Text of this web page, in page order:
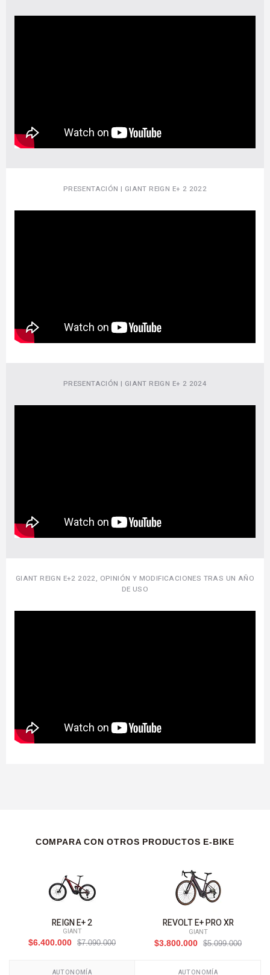
PRESENTACIÓN | GIANT REIGN E+ 2 2022
PRESENTACIÓN | GIANT REIGN E+ 2 2024
GIANT REIGN E+2 2022, OPINIÓN Y MODIFICACIONES TRAS UN AÑO
DE USO
COMPARA CON OTROS PRODUCTOS E-BIKE
REIGN E+ 2
GIANT
$6.400.000
$7.090.000
AUTONOMÍA
REVOLT E+ PRO XR
GIANT
$3.800.000
$5.099.000
AUTONOMÍA